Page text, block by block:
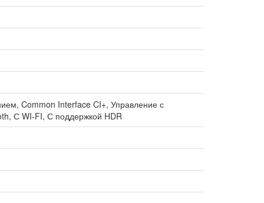
Common Interface CI+, Управление с
С WI-FI, С поддержкой HDR